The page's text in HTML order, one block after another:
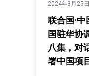
2024年3月25日
联合国·
国驻华协
八集，对
署中国项